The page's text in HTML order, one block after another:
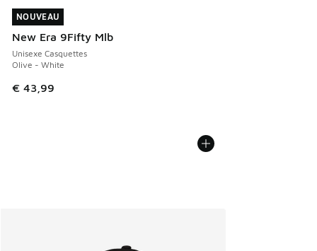
NOUVEAU
New Era 9Fifty Mlb
Unisexe Casquettes
Olive - White
€ 43,99
NOUVEAU